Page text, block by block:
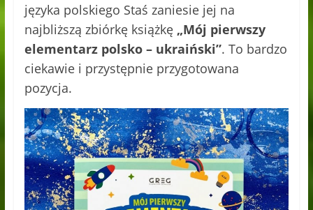
języka polskiego Staś zaniesie jej na
najbliższą zbiórkę książkę „Mój pierwszy
elementarz polsko – ukraiński”. To bardzo
ciekawie i przystępnie przygotowana
pozycja.